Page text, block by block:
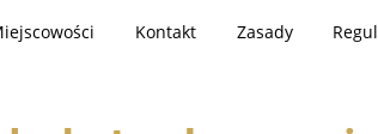
Kontakt Zasady